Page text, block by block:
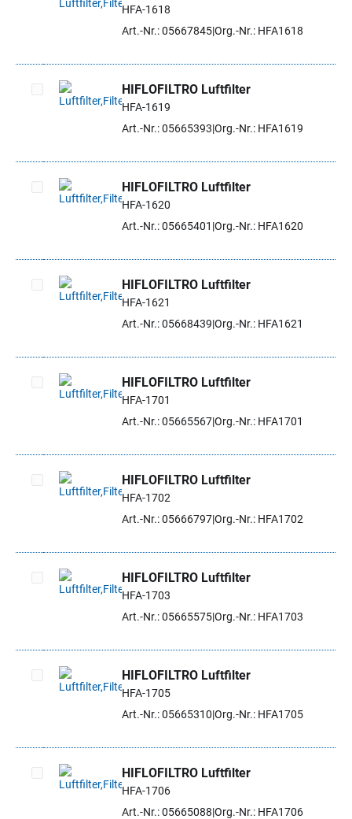
Artikel auswählen
HFA-1618
Art.-Nr.: 05667845Org.-Nr.: HFA1618
Artikel auswählen
HIFLOFILTRO Luftfilter
HFA-1619
Art.-Nr.: 05665393 Org.-Nr.: HFA1619
Artikel auswählen
HIFLOFILTRO Luftfilter
HFA-1620
Art.-Nr.: 05665401 Org.-Nr.: HFA1620
Artikel auswählen
HIFLOFILTRO Luftfilter
HFA-1621
Art.-Nr.: 05668439 Org.-Nr.: HFA1621
Artikel auswählen
HIFLOFILTRO Luftfilter
HFA-1701
Art.-Nr.: 05665567Org.-Nr.: HFA1701
Artikel auswählen
HIFLOFILTRO Luftfilter
HFA-1702
Art.-Nr.: 05666797Org.-Nr.: HFA1702
Artikel auswählen
HIFLOFILTRO Luftfilter
HFA-1703
Art.-Nr.: 05665575Org.-Nr.: HFA1703
Artikel auswählen
HIFLOFILTRO Luftfilter
HFA-1705
Art.-Nr.: 05665310 Org.-Nr.: HFA1705
Artikel auswählen
HIFLOFILTRO Luftfilter
HFA-1706
Art.-Nr.: 05665088 Org.-Nr.: HFA1706